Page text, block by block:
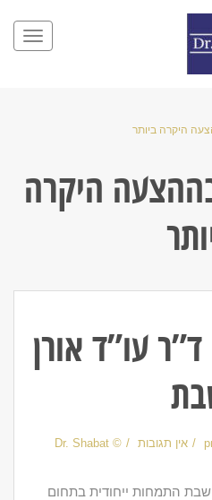
היקרה ביותר
ההצעה היקרה
עו”ד אורן
אין תגובות © Dr. Shabat
שבת התמחות ייחודית בתחום